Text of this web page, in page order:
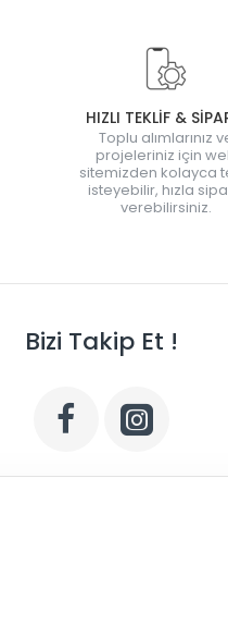
HIZLI TEKLİF &
Toplu alımlarınız
projeleriniz için
sitemizden kolayca
isteyebilir, hızla
verebilirsiniz.
Bizi Takip Et !